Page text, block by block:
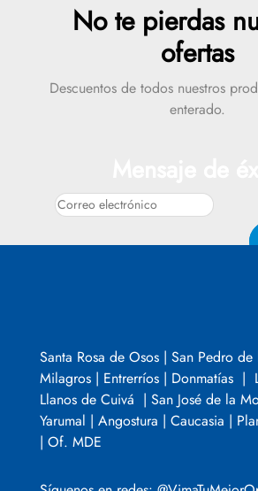
No te pierdas
ofertas
Descuentos de todos nuestros
enterado.
Santa Rosa de Osos | San Pedro de
Milagros | Entrerríos | Donmatías |
Llanos de Cuivá | San José de la
Yarumal | Angostura | Caucasia |
| Of. MDE